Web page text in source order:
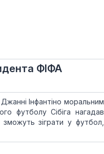
ФІФА
Інфантіно моральним
футболу Сібіга нагадав
зіграти у футбол,